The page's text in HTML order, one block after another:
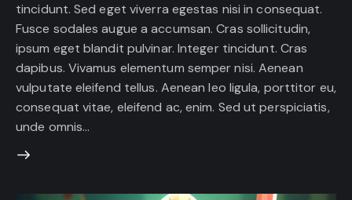
tincidunt. Sed eget viverra egestas nisi in consequat.
Fusce sodales augue a accumsan. Cras sollicitudin,
ipsum eget blandit pulvinar. Integer tincidunt. Cras
dapibus. Vivamus elementum semper nisi. Aenean
vulputate eleifend tellus. Aenean leo ligula, porttitor eu,
consequat vitae, eleifend ac, enim. Sed ut perspiciatis,
unde omnis…